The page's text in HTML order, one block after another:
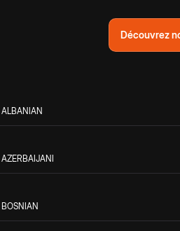
Découvrez
ALBANIAN
AZERBAIJANI
BOSNIAN